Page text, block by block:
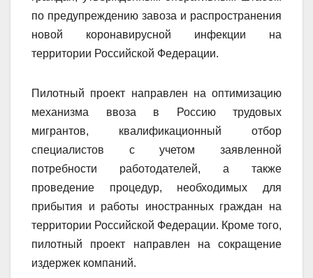
по предупреждению завоза и распространения
новой коронавирусной инфекции на
территории Российской Федерации.
Пилотный проект направлен на оптимизацию
механизма ввоза в Россию трудовых
мигрантов, квалификационный отбор
специалистов с учетом заявленной
потребности работодателей, а также
проведение процедур, необходимых для
прибытия и работы иностранных граждан на
территории Российской Федерации. Кроме того,
пилотный проект направлен на сокращение
издержек компаний.